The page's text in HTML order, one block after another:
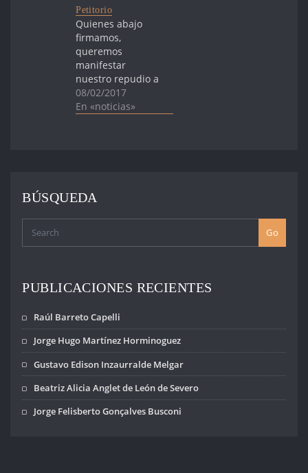
Petitorio
Quienes abajo
firmamos,
queremos
manifestar
nuestro repudio a
la sentencia
dictada el pasado
misma quedaron
absueltos e
todos los
represores de
Chile…
08/02/2017
En «noticias»
BÚSQUEDA
Go
PUBLICACIONES RECIENTES
Raúl Barreto Capelli
Jorge Hugo Martínez Horminoguez
Gustavo Edison Inzaurralde Melgar
Beatriz Alicia Anglet de León de Severo
Jorge Felisberto Gonçalves Busconi